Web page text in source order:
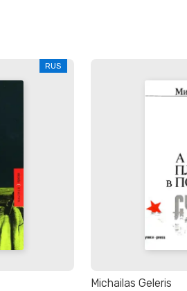
RUS
Michailas Geleris